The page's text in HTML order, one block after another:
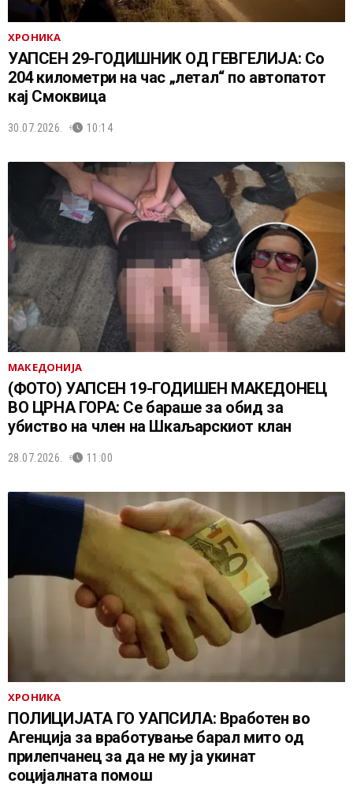
ХРОНИКА
УАПСЕН 29-ГОДИШНИК ОД ГЕВГЕЛИЈА: Со
204 километри на час „летал“ по автопатот
кај Смоквица
30.07.2026. 10:14
МАКЕДОНИЈА
(ФОТО) УАПСЕН 19-ГОДИШЕН МАКЕДОНЕЦ
ВО ЦРНА ГОРА: Се бараше за обид за
убиство на член на Шкаљарскиот клан
28.07.2026. 11:00
ХРОНИКА
ПОЛИЦИЈАТА ГО УАПСИЛА: Вработен во
Агенција за вработување барал мито од
прилепчанец за да не му ја укинат
социјалната помош